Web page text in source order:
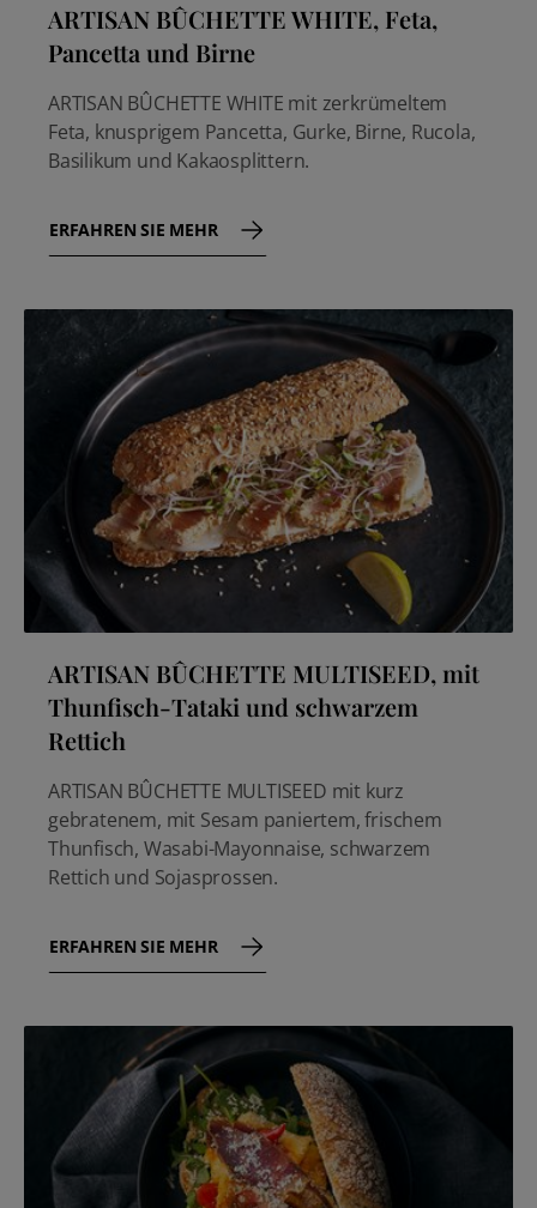
ARTISAN BÛCHETTE WHITE, Feta,
Pancetta und Birne
ARTISAN BÛCHETTE WHITE mit zerkrümeltem
Feta, knusprigem Pancetta, Gurke, Birne, Rucola,
Basilikum und Kakaosplittern.
ERFAHREN SIE MEHR
ARTISAN BÛCHETTE MULTISEED, mit
Thunfisch-Tataki und schwarzem
Rettich
ARTISAN BÛCHETTE MULTISEED mit kurz
gebratenem, mit Sesam paniertem, frischem
Thunfisch, Wasabi-Mayonnaise, schwarzem
Rettich und Sojasprossen.
ERFAHREN SIE MEHR